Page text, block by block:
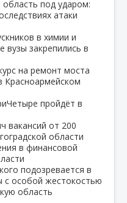
область под ударом:
атаки
в химии и
вузы закрепились в
на ремонт моста
Красноармейском
пройдёт в
вакансий от 200
области
в финансовой
подозревается в
с особой жестокостью
область